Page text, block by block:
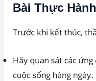
Bài Thực
Trước khi kết thúc,
Hãy quan sát các
cuộc sống hàng ngày.